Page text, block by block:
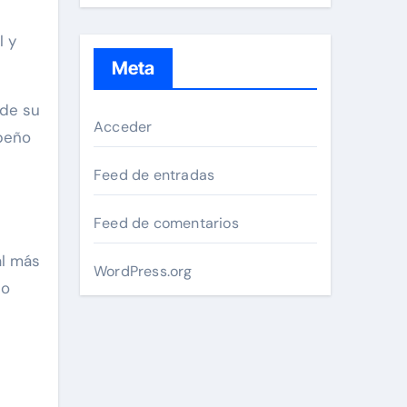
y
su
más
Meta
Acceder
Feed de entradas
Feed de comentarios
WordPress.org